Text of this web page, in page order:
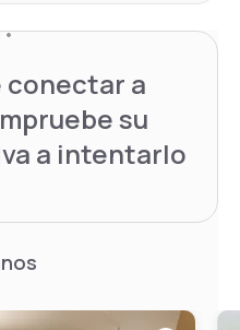
conectar a
su
a intentarlo